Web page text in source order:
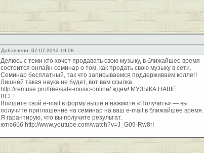
Добавлено: 07-07-2013 19:08
Делюсь с теми кто хочет продавать свою музыку, в ближайшее время
состоится онлайн семинар о том, как продать свою музыку в сети.
Семинар бесплатный, так что записываемся поддерживаем коллег!
Лишней такая наука не будет, вот вам ссылка
http://remuse.pro/free/sale-music-online/ ждем! МУЗЫКА НАШЕ
ВСЕ!
Впишите свой e-mail в форму выше и нажмите «Получить» — вы
получите приглашение на семинар на ваш e-mail в ближайшее время.
Я гарантирую, что вы получите результат.
ютюббб http://www.youtube.com/watch?v=J_G09-Rw8rI